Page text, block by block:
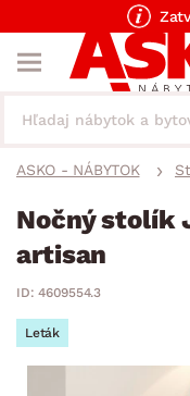
ASKO - NÁBYTOK
Nočný stolík
artisan
ID: 4609554.3
Leták